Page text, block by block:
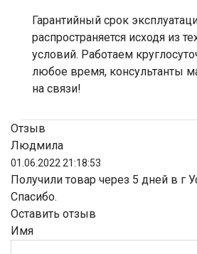
Гарантийный срок
распространяется исходя из
условий. Работаем
любое время, консультанты
на связи!
Отзыв
Людмила
01.06.2022 21:18:53
Получили товар через 5 дней в г
Спасибо.
Оставить отзыв
Имя